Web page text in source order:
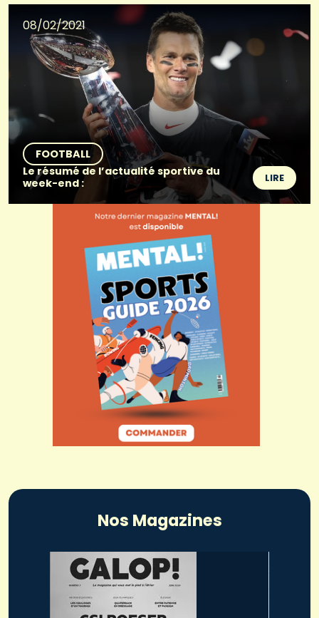
08/02/2021
FOOTBALL
Le résumé de l’actualité sportive du
week-end :
LIRE
Nos Magazines